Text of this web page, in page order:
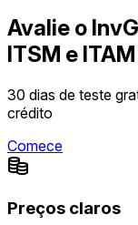
Avalie o
ITSM e ITAM
30 dias de teste
crédito
Comece
Preços claros